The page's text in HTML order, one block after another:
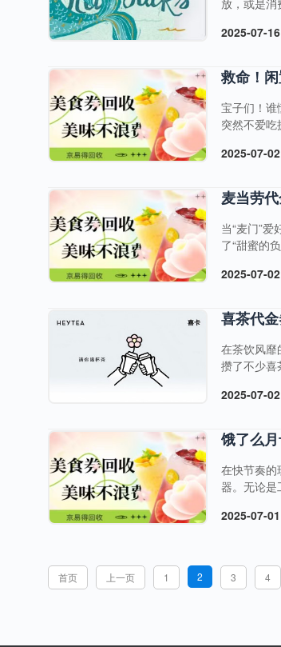
算。这些“
京易得回收
2025-07-
救命！
宝子们！
突然不爱吃
的“天菜”平
2025-07-
麦当劳
当“麦门”
了“甜蜜的
金券类型丰
受欢迎程度
2025-07-
喜茶代
在茶饮风
攒了不少喜
择京易得
额、券码
2025-07-
饿了么
在快节奏的
器。无论
案，让沉
动，解锁隐
2025-07-
首页 上一页 1 2 3 4